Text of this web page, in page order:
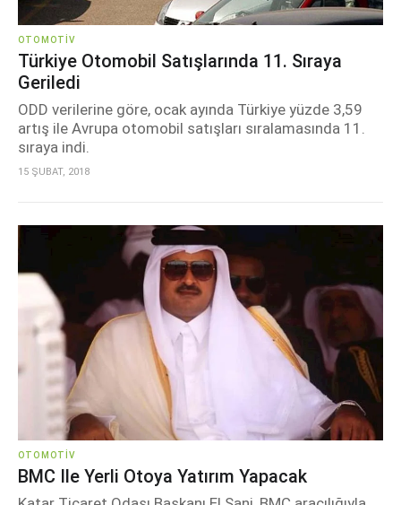
OTOMOTIV
Türkiye Otomobil Satışlarında 11. Sıraya
Geriledi
ODD verilerine göre, ocak ayında Türkiye yüzde 3,59
artış ile Avrupa otomobil satışları sıralamasında 11.
sıraya indi.
15 ŞUBAT, 2018
OTOMOTIV
BMC Ile Yerli Otoya Yatırım Yapacak